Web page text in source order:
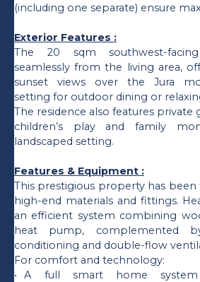
(including one separate) ensure
Exterior Features :
The 20 sqm southwest-
seamlessly from the living area,
sunset views over the Jura
setting for outdoor dining or
The residence also features private
children’s play and family
landscaped setting.
Features & Equipment :
This prestigious property has
high-end materials and fittings.
an efficient system combining
heat pump, complemented
conditioning and double-flow
For comfort and technology:
A full smart home